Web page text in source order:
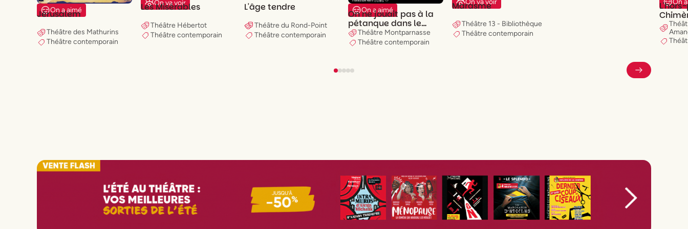
On a aimé
Jérusalem
Théâtre des Mathurins
Théâtre contemporain
On va voir
Les Misérables
Théâtre Hébertot
Théâtre contemporain
L'âge tendre
Théâtre du Rond-Point
Théâtre contemporain
On a aimé
On ne jouait pas à la
pétanque dans le
ghetto de Varsovie
Théâtre Montparnasse
Théâtre contemporain
Marasme
Théâtre 13 - Bibliothèque
Théâtre contemporain